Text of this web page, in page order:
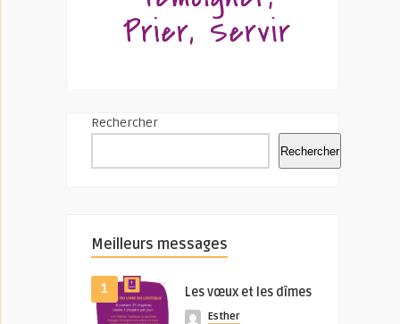
Rechercher
Rechercher
Meilleurs messages
1 Les vœux et les dîmes
Esther